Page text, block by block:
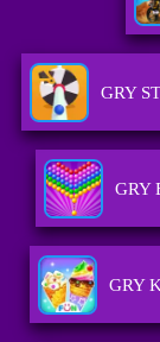
GRY
GRY
GRY